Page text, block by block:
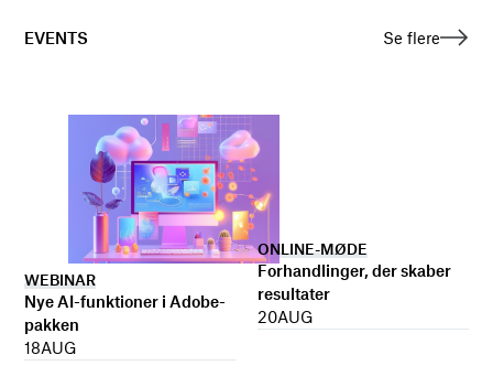
EVENTS Se flere
WEBINAR
Nye AI-funktioner i Adobe-
pakken
18AUG
ONLINE-MØDE
Forhandlinger, der skaber
resultater
20AUG